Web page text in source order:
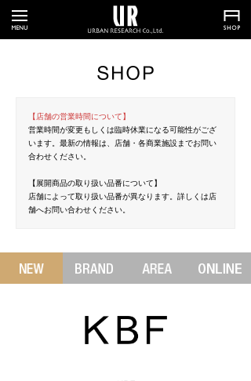
【店舗の営業時間について】
営業時間が変更もしくは臨時休業になる可能性がござ
います。最新の情報は、店舗・各商業施設までお問い
合わせください。
【展開商品の取り扱い品番について】
店舗によって取り扱い品番が異なります。詳しくは店
舗へお問い合わせください。